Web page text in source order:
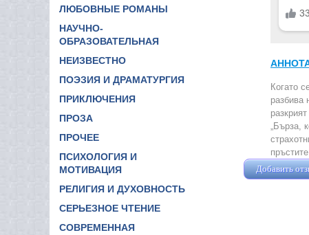
ЛЮБОВНЫЕ РОМАНЫ
НАУЧНО-
ОБРАЗОВАТЕЛЬНАЯ
НЕИЗВЕСТНО
ПОЭЗИЯ И ДРАМАТУРГИЯ
ПРИКЛЮЧЕНИЯ
ПРОЗА
ПРОЧЕЕ
ПСИХОЛОГИЯ И
МОТИВАЦИЯ
РЕЛИГИЯ И ДУХОВНОСТЬ
СЕРЬЕЗНОЕ ЧТЕНИЕ
СОВРЕМЕННАЯ
Когато
разбива
„Бърза,
Добавить